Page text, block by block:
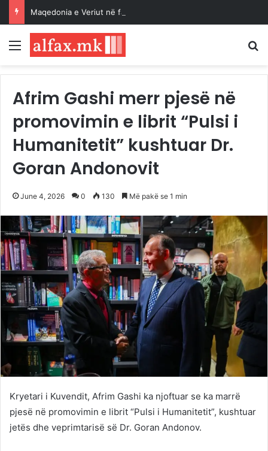
Menu
Afrim Gashi merr pjesë në
promovimin e librit “Pulsi i
Humanitetit” kushtuar Dr.
Goran Andonovit
June 4, 2026 0 130 Më pakë se 1 min
Kryetari i Kuvendit, Afrim Gashi ka njoftuar se ka marrë
pjesë në promovimin e librit “Pulsi i Humanitetit”, kushtuar
jetës dhe veprimtarisë së Dr. Goran Andonov.